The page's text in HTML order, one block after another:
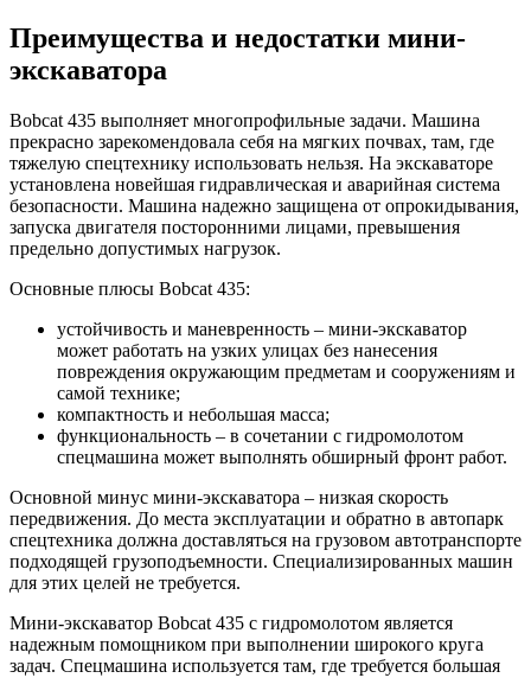
Преимущества и недостатки мини-
экскаватора
Bobcat 435 выполняет многопрофильные задачи. Машина
прекрасно зарекомендовала себя на мягких почвах, там, где
тяжелую спецтехнику использовать нельзя. На экскаваторе
установлена новейшая гидравлическая и аварийная система
безопасности. Машина надежно защищена от опрокидывания,
запуска двигателя посторонними лицами, превышения
предельно допустимых нагрузок.
Основные плюсы Bobcat 435:
устойчивость и маневренность – мини-экскаватор
может работать на узких улицах без нанесения
повреждения окружающим предметам и сооружениям и
самой технике;
компактность и небольшая масса;
функциональность – в сочетании с гидромолотом
спецмашина может выполнять обширный фронт работ.
Основной минус мини-экскаватора – низкая скорость
передвижения. До места эксплуатации и обратно в автопарк
спецтехника должна доставляться на грузовом автотранспорте
подходящей грузоподъемности. Специализированных машин
для этих целей не требуется.
Мини-экскаватор Bobcat 435 с гидромолотом является
надежным помощником при выполнении широкого круга
задач. Спецмашина используется там, где требуется большая